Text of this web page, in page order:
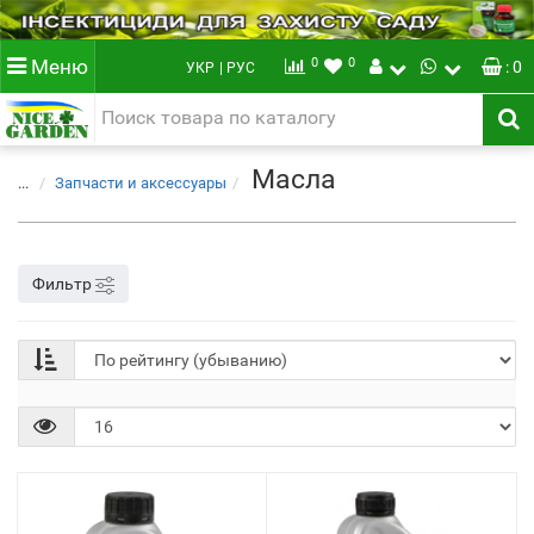
Меню УКР | РУС 0 0 : 0
... Запчасти и аксессуары Масла
Фильтр